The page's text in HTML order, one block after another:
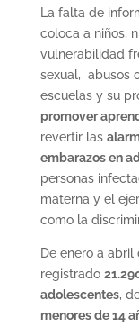
La falta de
coloca a niños,
vulnerabilidad
sexual, abusos
escuelas y su
promover
revertir las
embarazos en
personas
materna y el
como la
De enero a abril
registrado
adolescentes,
menores de 14